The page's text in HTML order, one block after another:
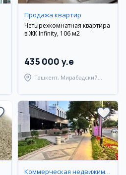
Продажа квартир
Четырехкомнатная квартира
в ЖК Infinity, 106 м2
435 000 y.e
Ташкент, Мирабадский
Коммерческая недвижимость